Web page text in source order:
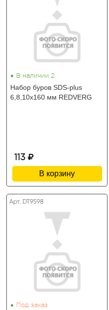
• В наличии 2
Набор буров SDS-plus
6,8,10х160 мм REDVERG
113
В корзину
Арт. DT9598
• Под заказ